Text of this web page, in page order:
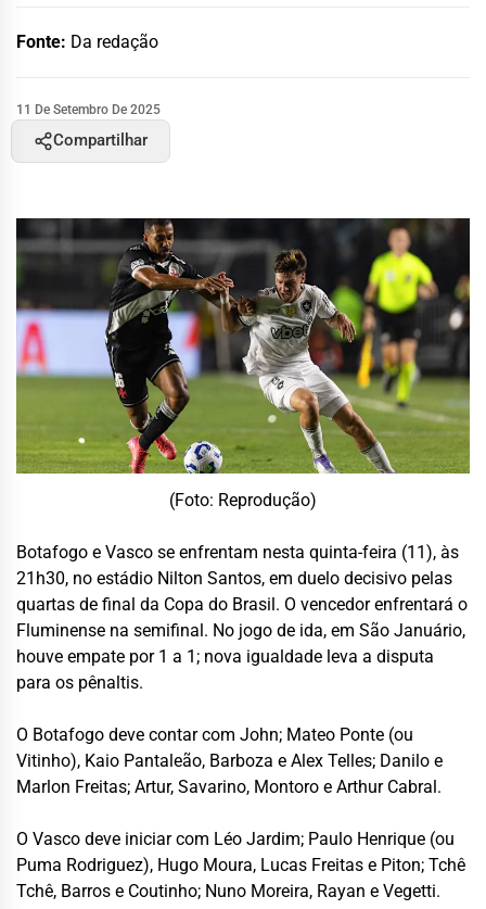
Fonte: Da redação
11 De Setembro De 2025
Compartilhar
(Foto: Reprodução)
Botafogo e Vasco se enfrentam nesta quinta-feira (11), às
21h30, no estádio Nilton Santos, em duelo decisivo pelas
quartas de final da Copa do Brasil. O vencedor enfrentará o
Fluminense na semifinal. No jogo de ida, em São Januário,
houve empate por 1 a 1; nova igualdade leva a disputa
para os pênaltis.
O Botafogo deve contar com John; Mateo Ponte (ou
Vitinho), Kaio Pantaleão, Barboza e Alex Telles; Danilo e
Marlon Freitas; Artur, Savarino, Montoro e Arthur Cabral.
O Vasco deve iniciar com Léo Jardim; Paulo Henrique (ou
Puma Rodriguez), Hugo Moura, Lucas Freitas e Piton; Tchê
Tchê, Barros e Coutinho; Nuno Moreira, Rayan e Vegetti.